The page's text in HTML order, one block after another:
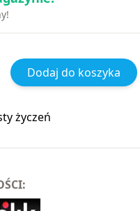
Dodaj do koszyka
życzeń